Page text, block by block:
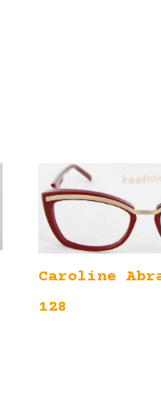
Caroline
128